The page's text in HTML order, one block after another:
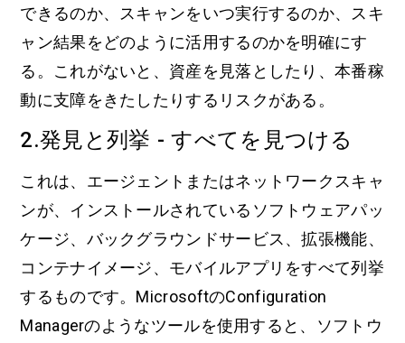
できるのか、スキャンをいつ実行するのか、スキ
ャン結果をどのように活用するのかを明確にす
る。これがないと、資産を見落としたり、本番稼
動に支障をきたしたりするリスクがある。
2.発見と列挙 - すべてを見つける
これは、エージェントまたはネットワークスキャ
ンが、インストールされているソフトウェアパッ
ケージ、バックグラウンドサービス、拡張機能、
コンテナイメージ、モバイルアプリをすべて列挙
するものです。MicrosoftのConfiguration
Managerのようなツールを使用すると、ソフトウ